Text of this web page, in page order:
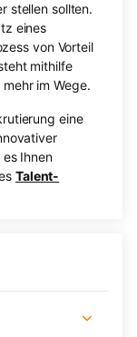
stellen sollten.
eines
von Vorteil
mithilfe
im Wege.
eine
Ihnen
Talent-